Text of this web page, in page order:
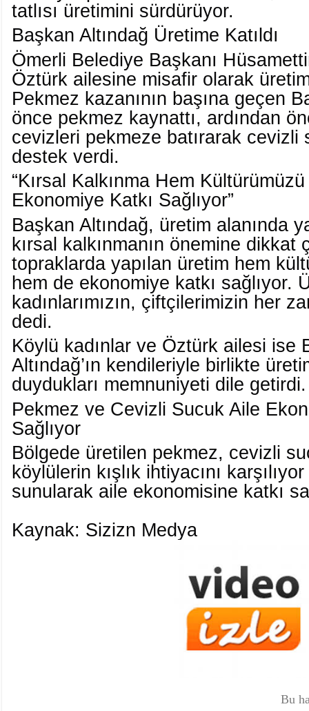
tatlısı üretimini sürdürüyor.
Başkan Altındağ Üretime Katıldı
Ömerli Belediye Başkanı
Öztürk ailesine misafir olarak
Pekmez kazanının başına geçen
önce pekmez kaynattı, ardından
cevizleri pekmeze batırarak cevizli
destek verdi.
“Kırsal Kalkınma Hem
Ekonomiye Katkı Sağlıyor”
Başkan Altındağ, üretim alanında
kırsal kalkınmanın önemine dikkat
topraklarda yapılan üretim hem
hem de ekonomiye katkı sağlıyor.
kadınlarımızın, çiftçilerimizin her
dedi.
Köylü kadınlar ve Öztürk ailesi ise
Altındağ’ın kendileriyle birlikte
duydukları memnuniyeti dile getirdi.
Pekmez ve Cevizli Sucuk Aile
Sağlıyor
Bölgede üretilen pekmez, cevizli
köylülerin kışlık ihtiyacını
sunularak aile ekonomisine katkı
Kaynak: Sizizn Medya
Bu